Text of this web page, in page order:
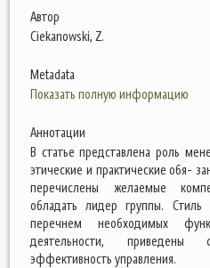
Автор
Ciekanowski, Z.
Metadata
Показать полную информацию
Аннотации
В статье представлена роль
этические и практические обя-
перечислены желаемые
обладать лидер группы.
перечнем необходимых
деятельности, приведены
эффективность управления.